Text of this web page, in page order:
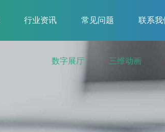
行业资讯 常见问题 联系我
数字展厅 三维动画